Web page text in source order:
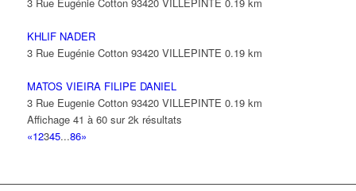
KHLIF NADER
3 Rue Eugénie Cotton 93420 VILLEPINTE 0.19 km
MATOS VIEIRA FILIPE DANIEL
3 Rue Eugenie Cotton 93420 VILLEPINTE 0.19 km
Affichage 41 à 60 sur 2k résultats
«12345...86»